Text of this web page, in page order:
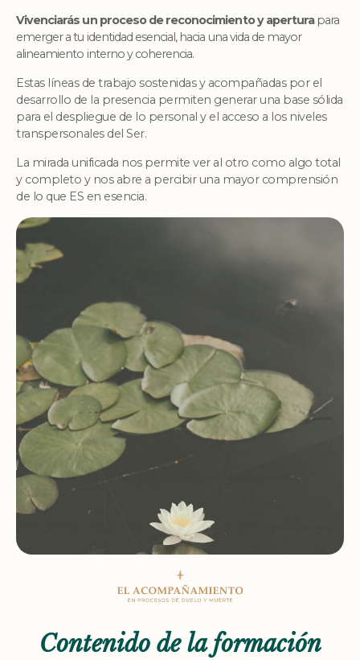
Vivenciarás un proceso de reconocimiento y aperturapara
emerger a tu identidad esencial, hacia una vida de mayor
alineamiento interno y coherencia.
Estas líneas de trabajo sostenidas y acompañadas por el
desarrollo de la presencia permiten generar una base sólida
para el despliegue de lo personal y el acceso a los niveles
transpersonales del Ser.
La mirada unificada nos permite ver al otro como algo total
y completo y nos abre a percibir una mayor comprensión
de lo que ES en esencia.
Contenido de la formación